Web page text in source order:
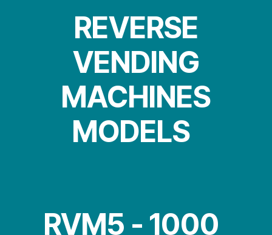
REVERSE
VENDING
MACHINES
MODELS
RVM5 - 1000